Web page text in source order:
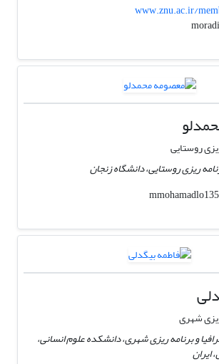
www.znu.ac.ir/
روستایی
ریزی روستایی، دانشگاه زنجان
شهری
و برنامه ریزی شهری، دانشکده علوم انسانی،
ایران